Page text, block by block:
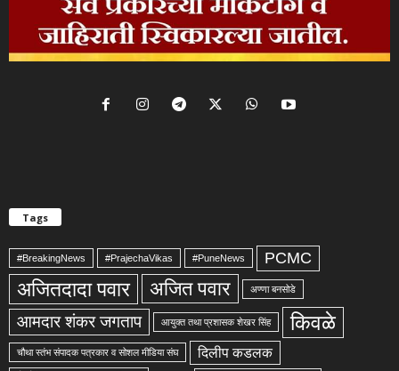
Tags
#BreakingNews #PrajechaVikas #PuneNews PCMC
अजितदादा पवार अजित पवार अण्णा बनसोडे
आमदार शंकर जगताप आयुक्त तथा प्रशासक शेखर सिंह किवळे
चौथा स्तंभ संपादक पत्रकार व सोशल मीडिया संघ दिलीप कडलक